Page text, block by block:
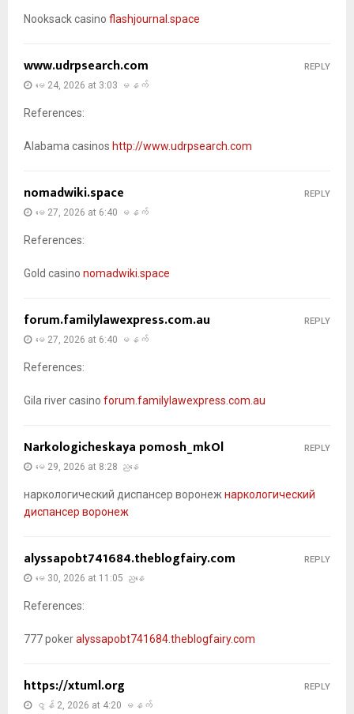
Nooksack casino flashjournal.space
www.udrpsearch.com
မေ 24, 2026 at 3:03 မနက်
References:
Alabama casinos http://www.udrpsearch.com
REPLY
nomadwiki.space
မေ 27, 2026 at 6:40 မနက်
References:
Gold casino nomadwiki.space
REPLY
forum.familylawexpress.com.au
မေ 27, 2026 at 6:40 မနက်
References:
Gila river casino forum.familylawexpress.com.au
REPLY
Narkologicheskaya pomosh_mkOl
မေ 29, 2026 at 8:28 ညနေ
наркологический диспансер воронежнаркологический
диспансер воронеж
REPLY
alyssapobt741684.theblogfairy.com
မေ 30, 2026 at 11:05 ညနေ
References:
777 pokeralyssapobt741684.theblogfairy.com
REPLY
https://xtuml.org
ဇွန် 2, 2026 at 4:20 မနက်
REPLY